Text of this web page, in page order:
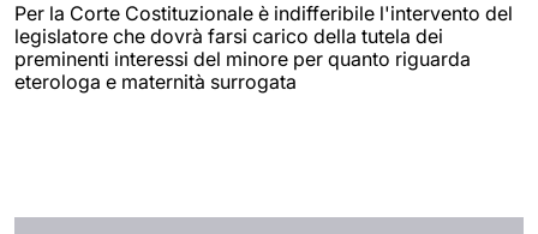
Per la Corte Costituzionale è indifferibile l'intervento del
legislatore che dovrà farsi carico della tutela dei
preminenti interessi del minore per quanto riguarda
eterologa e maternità surrogata